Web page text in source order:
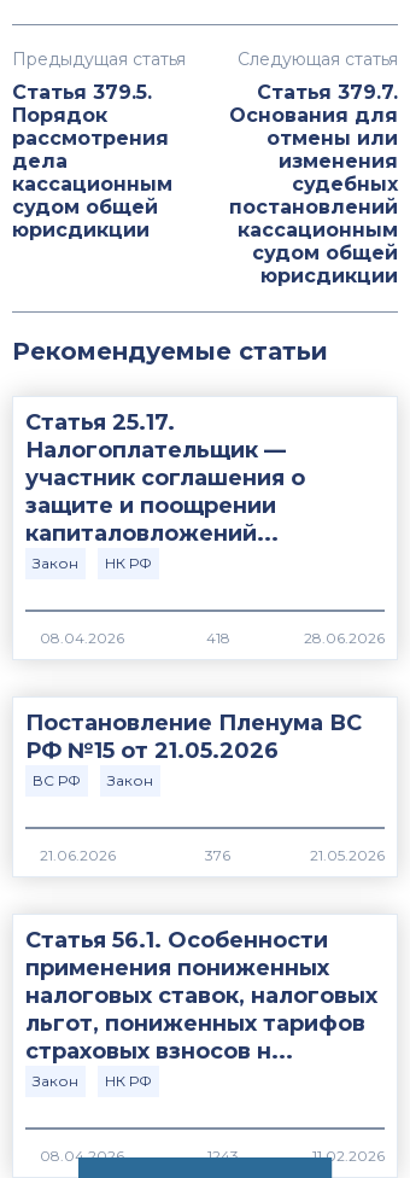
Предыдущая статья
Статья 379.5.
Порядок
рассмотрения
дела
кассационным
судом общей
юрисдикции
Следующая статья
Статья 379.7.
Основания для
отмены или
изменения
судебных
постановлений
кассационным
судом общей
юрисдикции
Рекомендуемые статьи
Статья 25.17.
Налогоплательщик —
участник соглашения о
защите и поощрении
капиталовложений...
Закон НК РФ
418
Постановление Пленума ВС
РФ №15 от 21.05.2026
ВС РФ Закон
376
Статья 56.1. Особенности
применения пониженных
налоговых ставок, налоговых
льгот, пониженных тарифов
страховых взносов н...
Закон НК РФ
1243